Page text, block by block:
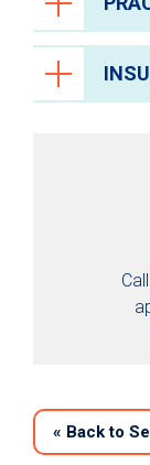
Call
« Back to